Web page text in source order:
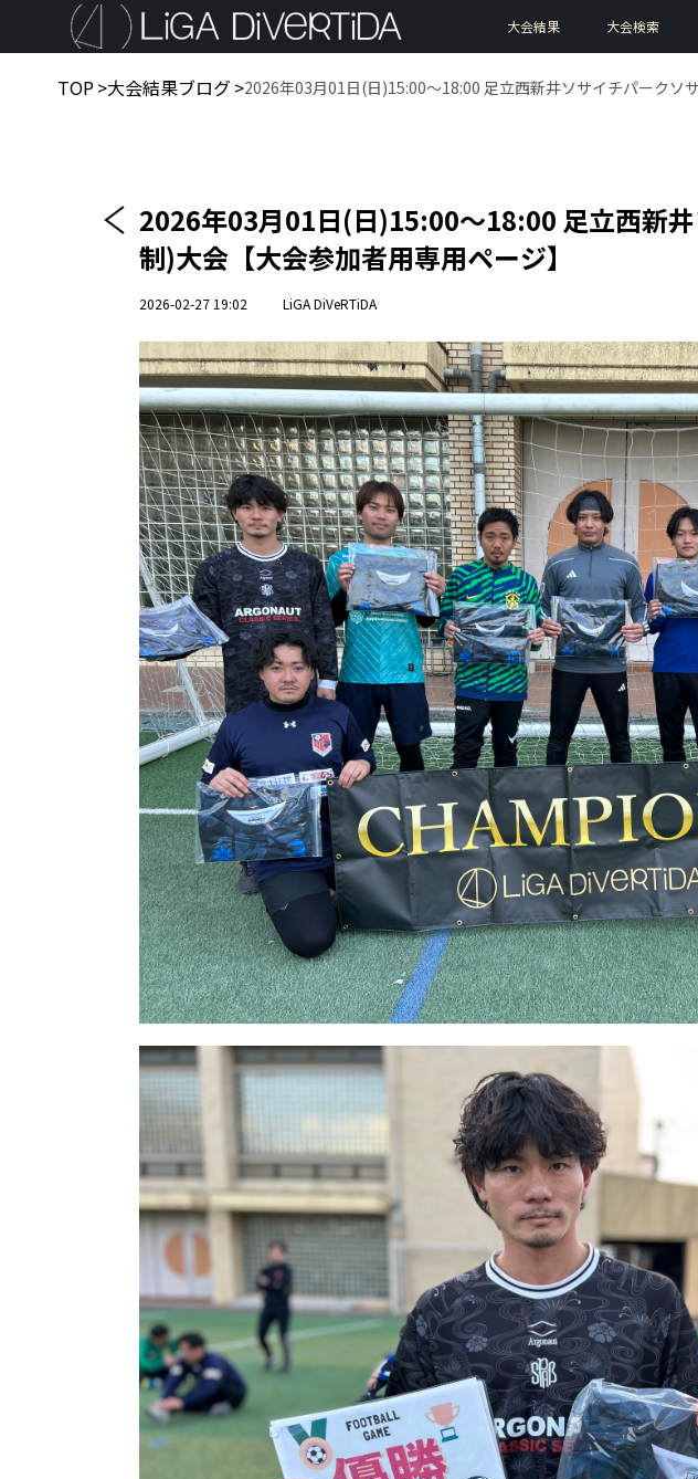
大会結果 大会検索
TOP>大会結果ブログ>2026年03月01日(日)15:00〜18:00 足立西新井ソサイチパークソ
2026年03月01日(日)15:00〜18:00 足立西新
制)大会【大会参加者用専用ページ】
2026-02-27 19:02 LiGA DiVeRTiDA